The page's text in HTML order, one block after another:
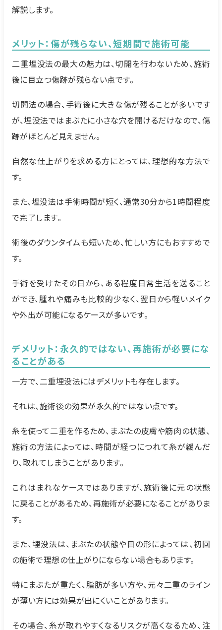
解説します。
メリット：傷が残らない、短期間で施術可能
二重埋没法の最大の魅力は、切開を行わないため、施術
後に目立つ傷跡が残らない点です。
切開法の場合、手術後に大きな傷が残ることが多いです
が、埋没法ではまぶたに小さな穴を開けるだけなので、傷
跡がほとんど見えません。
自然な仕上がりを求める方にとっては、理想的な方法で
す。
また、埋没法は手術時間が短く、通常30分から1時間程度
で完了します。
術後のダウンタイムも短いため、忙しい方にもおすすめで
す。
手術を受けたその日から、ある程度日常生活を送ること
ができ、腫れや痛みも比較的少なく、翌日から軽いメイク
や外出が可能になるケースが多いです。
デメリット：永久的ではない、再施術が必要にな
ることがある
一方で、二重埋没法にはデメリットも存在します。
それは、施術後の効果が永久的ではない点です。
糸を使って二重を作るため、まぶたの皮膚や筋肉の状態、
施術の方法によっては、時間が経つにつれて糸が緩んだ
り、取れてしまうことがあります。
これはまれなケースではありますが、施術後に元の状態
に戻ることがあるため、再施術が必要になることがありま
す。
また、埋没法は、まぶたの状態や目の形によっては、初回
の施術で理想の仕上がりにならない場合もあります。
特にまぶたが重たく、脂肪が多い方や、元々二重のライン
が薄い方には効果が出にくいことがあります。
その場合、糸が取れやすくなるリスクが高くなるため、注